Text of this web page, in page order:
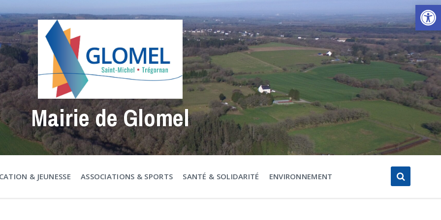
Ouvrir la barre d’outils
Mairie de Glomel
& JEUNESSE ASSOCIATIONS & SPORTS SANTÉ & SOLIDARITÉ ENVIRONNEMENT